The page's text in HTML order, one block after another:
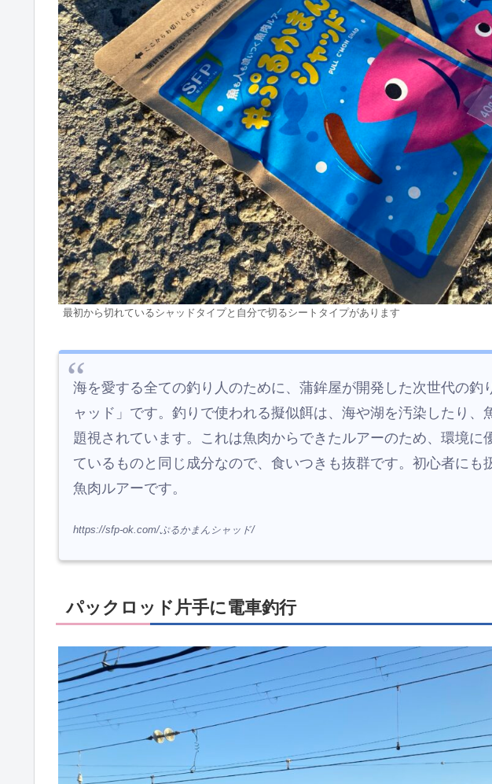
最初から切れているシャッドタイプと自分で切るシートタイプがあります
海を愛する全ての釣り人のために、蒲鉾屋が開発した次世代の釣
ャッド」です。釣りで使われる擬似餌は、海や湖を汚染したり、
題視されています。これは魚肉からできたルアーのため、環境に
ているものと同じ成分なので、食いつきも抜群です。初心者にも
魚肉ルアーです。
https://sfp-ok.com/ぷるかまんシャッド/
パックロッド片手に電車釣行